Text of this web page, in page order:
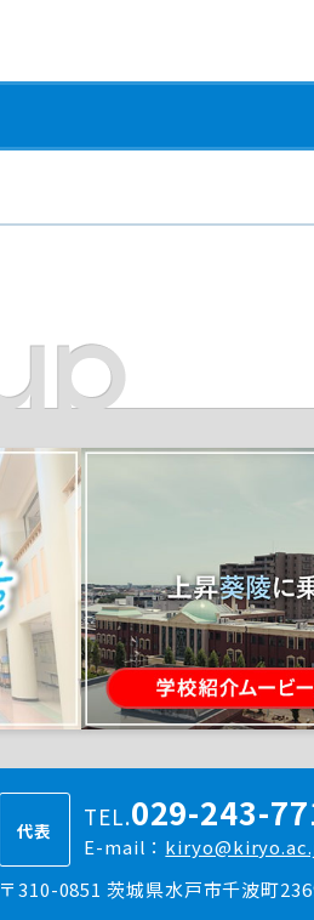
代表 TEL.029-243-
E-mail：
〒310-0851 茨城県水戸市千波町